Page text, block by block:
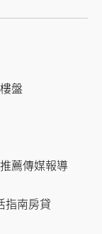
盤
薦傳媒報導
指南房貸